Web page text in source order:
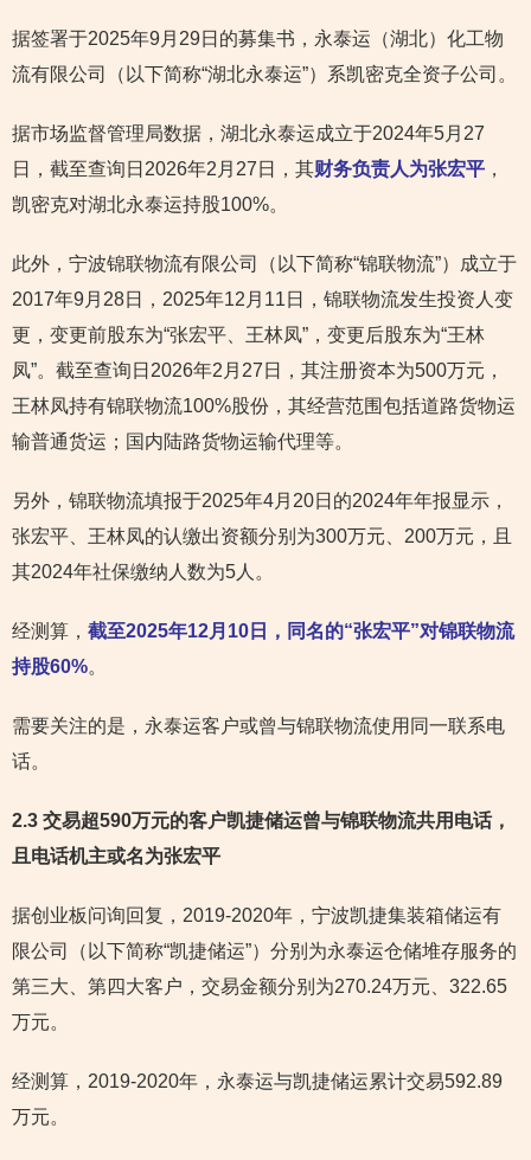
据签署于2025年9月29日的募集书，永泰运（湖北）化工物
流有限公司（以下简称“湖北永泰运”）系凯密克全资子公司。
据市场监督管理局数据，湖北永泰运成立于2024年5月27
日，截至查询日2026年2月27日，其财务负责人为张宏平 ，
凯密克对湖北永泰运持股100%。
此外，宁波锦联物流有限公司（以下简称“锦联物流”）成立于
2017年9月28日，2025年12月11日，锦联物流发生投资人变
更，变更前股东为“张宏平、王林凤”，变更后股东为“王林
凤”。截至查询日2026年2月27日，其注册资本为500万元，
王林凤持有锦联物流100%股份，其经营范围包括道路货物运
输普通货运；国内陆路货物运输代理等。
另外，锦联物流填报于2025年4月20日的2024年年报显示，
张宏平、王林凤的认缴出资额分别为300万元、200万元，且
其2024年社保缴纳人数为5人。
经测算， 截至2025年12月10日，同名的“张宏平”对锦联物流
持股60%。
需要关注的是，永泰运客户或曾与锦联物流使用同一联系电
话。
2.3 交易超590万元的客户凯捷储运曾与锦联物流共用电话，
且电话机主或名为张宏平
据创业板问询回复，2019-2020年，宁波凯捷集装箱储运有
限公司（以下简称“凯捷储运”）分别为永泰运仓储堆存服务的
第三大、第四大客户，交易金额分别为270.24万元、322.65
万元。
经测算，2019-2020年，永泰运与凯捷储运累计交易592.89
万元。